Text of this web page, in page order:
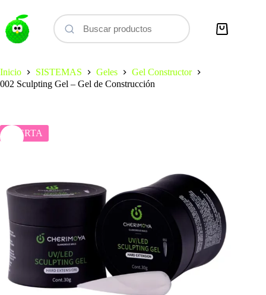
contenido
Carro
Inicio
SISTEMAS Geles
Gel Constructor
002 Sculpting Gel – Gel de Construcción
OFERTA